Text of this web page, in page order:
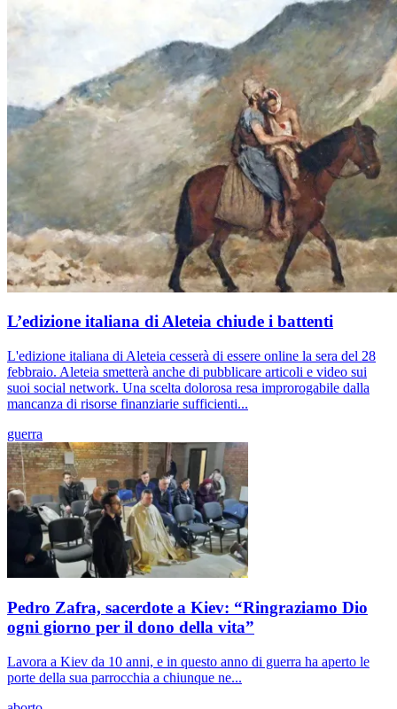
L’edizione italiana di Aleteia chiude i battenti
L'edizione italiana di Aleteia cesserà di essere online la sera del 28
febbraio. Aleteia smetterà anche di pubblicare articoli e video sui
suoi social network. Una scelta dolorosa resa improrogabile dalla
mancanza di risorse finanziarie sufficienti...
guerra
Pedro Zafra, sacerdote a Kiev: “Ringraziamo Dio
ogni giorno per il dono della vita”
Lavora a Kiev da 10 anni, e in questo anno di guerra ha aperto le
porte della sua parrocchia a chiunque ne...